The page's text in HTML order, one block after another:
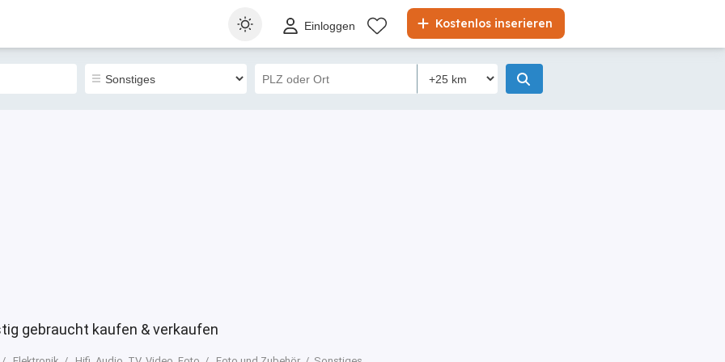
Kostenlos inserieren
Einloggen
gebraucht kaufen & verkaufen